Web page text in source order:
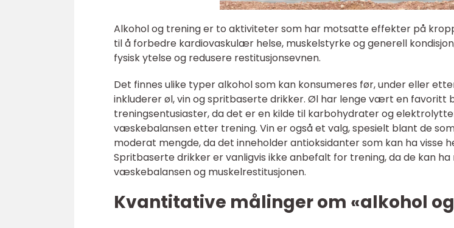
Alkohol og trening er to aktiviteter som har motsatte effekter på
til å forbedre kardiovaskulær helse, muskelstyrke og generell
fysisk ytelse og redusere restitusjonsevnen.
Det finnes ulike typer alkohol som kan konsumeres før, under eller
inkluderer øl, vin og spritbaserte drikker. Øl har lenge vært en favoritt
treningsentusiaster, da det er en kilde til karbohydrater og
væskebalansen etter trening. Vin er også et valg, spesielt blant de
moderat mengde, da det inneholder antioksidanter som kan ha visse
Spritbaserte drikker er vanligvis ikke anbefalt for trening, da de kan
væskebalansen og muskelrestitusjonen.
Kvantitative målinger om «alkohol